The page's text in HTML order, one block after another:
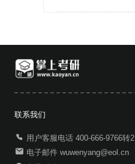
联系我们
用户客服电话 400-666-9766转2
电子邮件 wuwenyang@eol.cn